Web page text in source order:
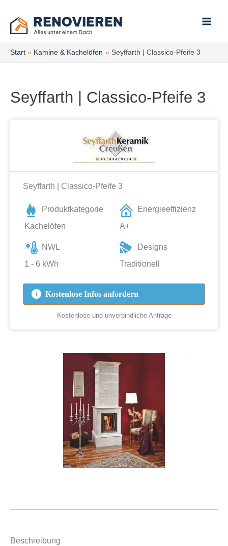
Inhalt
springen
Start Kamine & Kachelöfen Seyffarth | Classico-Pfeife 3
Seyffarth | Classico-Pfeife 3
Seyffarth | Classico-Pfeife 3
Produktkategorie
Kachelöfen
Energieeffizienz
A+
NWL
1 - 6 kWh
Designs
Traditionell
Kostenlose Infos anfordern
Kostenlose und unverbindliche Anfrage
Beschreibung